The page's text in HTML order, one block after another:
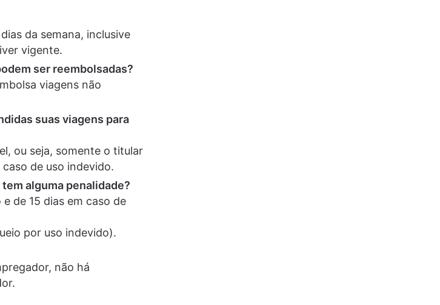
da semana, inclusive
vigente.
ser reembolsadas?
viagens não
suas viagens para
ou seja, somente o titular
de uso indevido.
alguma penalidade?
de 15 dias em caso de
por uso indevido).
não há